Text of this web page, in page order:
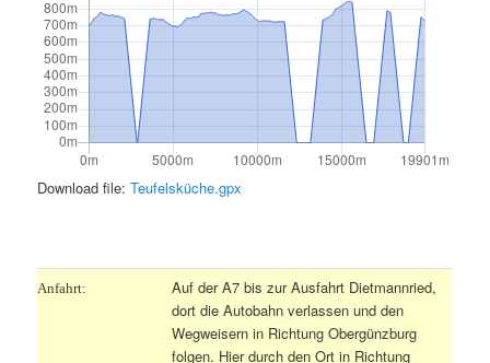
Download file:Teufelsküche.gpx
Anfahrt: Auf derA7 bis zur Ausfahrt Dietmannried,
dort die Autobahn verlassen und den
Wegweisern in Richtung Obergünzburg
folgen. Hier durch den Ort in Richtung